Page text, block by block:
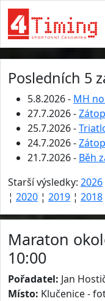
Posledních 5
5.8.2026 - MH
27.7.2026 -
25.7.2026 -
24.7.2026 -
21.7.2026 - Běh
Starší výsledky: 2026
¦ 2020 ¦ 2019 ¦ 2018
Maraton
10:00
Pořadatel: Jan
Místo: Klučenice -